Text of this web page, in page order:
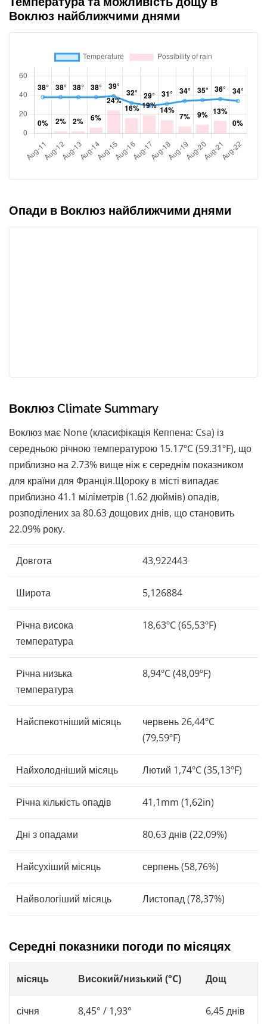
Воклюз найближчими днями
Опади в Воклюз найближчими днями
Воклюз Climate Summary
Воклюз має None (класифікація Кеппена: Csa) із
середньою річною температурою 15.17ºC (59.31ºF), що
приблизно на 2.73% вище ніж є середнім показником
для країни для Франція.Щороку в місті випадає
приблизно 41.1 міліметрів (1.62 дюймів) опадів,
розподілених за 80.63 дощових днів, що становить
22.09% року.
Довгота 43,922443
Широта 5,126884
Річна висока
температура
18,63ºC (65,53ºF)
Річна низька
температура
8,94ºC (48,09ºF)
Найспекотніший місяць
червень 26,44ºC
(79,59ºF)
Найхолодніший місяць Лютий 1,74ºC (35,13ºF)
Річна кількість опадів 41,1mm (1,62in)
Дні з опадами 80,63 днів (22,09%)
Найсухіший місяць серпень (58,76%)
Найвологіший місяць Листопад (78,37%)
Середні показники погоди по місяцях
місяць Високий/низький (°C) Дощ
січня 8,45° / 1,93° 6,45 днів